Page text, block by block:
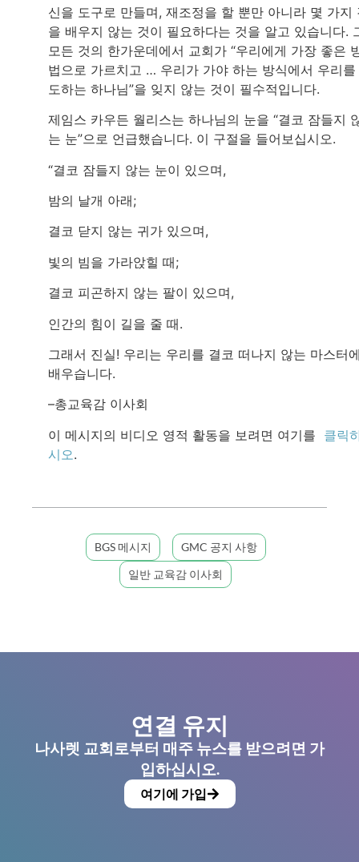
신을 도구로 만들며, 재조정을 할 뿐만 아니라 몇 가지
을 배우지 않는 것이 필요하다는 것을 알고 있습니다.
모든 것의 한가운데에서 교회가 “우리에게 가장 좋은
법으로 가르치고 … 우리가 가야 하는 방식에서 우리를
도하는 하나님”을 잊지 않는 것이 필수적입니다.
제임스 카우든 월리스는 하나님의 눈을 “결코 잠들지
는 눈”으로 언급했습니다. 이 구절을 들어보십시오.
“결코 잠들지 않는 눈이 있으며,
밤의 날개 아래;
결코 닫지 않는 귀가 있으며,
빛의 빔을 가라앉힐 때;
결코 피곤하지 않는 팔이 있으며,
인간의 힘이 길을 줄 때.
그래서 진실! 우리는 우리를 결코 떠나지 않는 마스터
배우습니다.
–총교육감 이사회
이 메시지의 비디오 영적 활동을 보려면 여기를 클릭
시오.
BGS 메시지
GMC 공지 사항
일반 교육감 이사회
연결 유지
나사렛 교회로부터 매주 뉴스를 받으려면 가
입하십시오.
여기에 가입